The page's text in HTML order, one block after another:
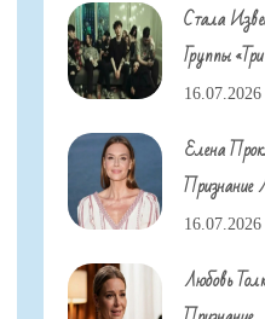
Стала
Группы
16.07.2026
Елена
Признание
16.07.2026
Любовь